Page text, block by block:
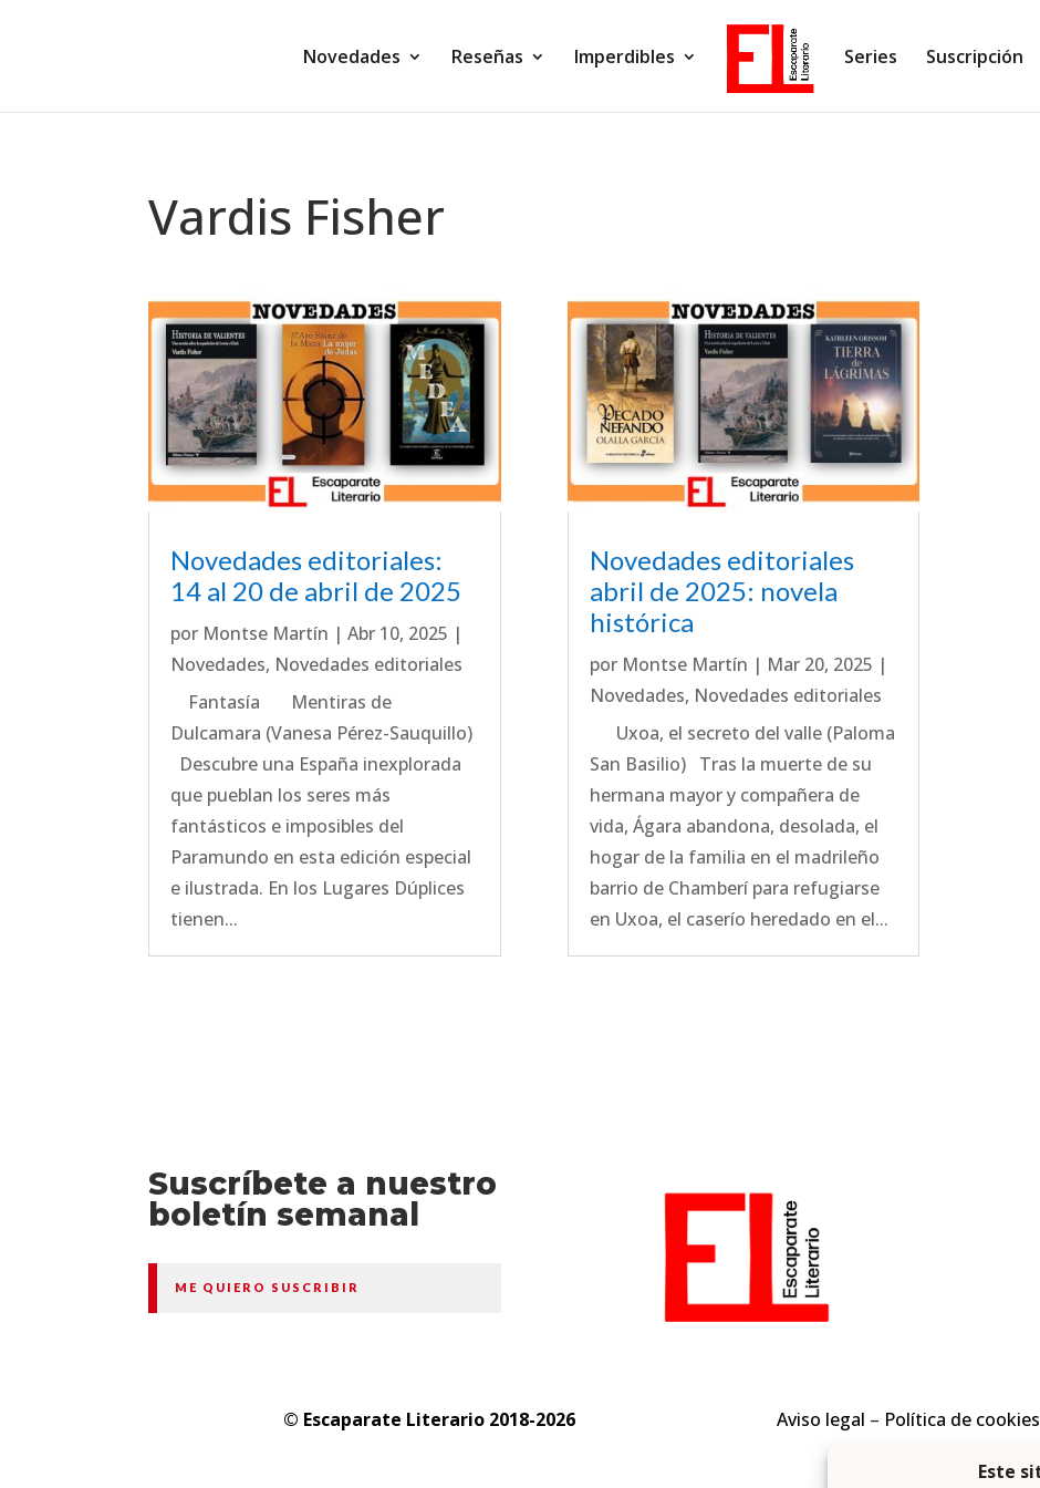
Novedades Reseñas Imperdibles Series Suscripción
Vardis Fisher
Novedades editoriales:
14 al 20 de abril de 2025
por Montse Martín |Abr 10, 2025 |
Novedades, Novedades editoriales
Fantasía Mentiras de
Dulcamara (Vanesa Pérez-Sauquillo)
Descubre una España inexplorada
que pueblan los seres más
fantásticos e imposibles del
Paramundo en esta edición especial
e ilustrada. En los Lugares Dúplices
tienen...
Novedades editoriales
abril de 2025: novela
histórica
por Montse Martín | Mar 20, 2025 |
Novedades, Novedades editoriales
Uxoa, el secreto del valle (Paloma
San Basilio) Tras la muerte de su
hermana mayor y compañera de
vida, Ágara abandona, desolada, el
hogar de la familia en el madrileño
barrio de Chamberí para refugiarse
en Uxoa, el caserío heredado en el...
Suscríbete a nuestro
boletín semanal
ME QUIERO SUSCRIBIR
© Escaparate Literario 2018-2026 Aviso legal – Política de cookies